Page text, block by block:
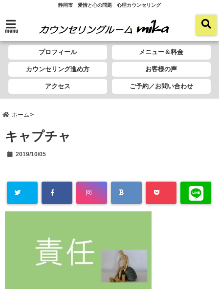
静岡市 愛情と心の問題 心理カウンセリング
menu
プロフィール メニュー＆料金
カウンセリング進め方 お客様の声
アクセス ご予約／お問い合わせ
ホーム
キャプチャ
2019/10/05